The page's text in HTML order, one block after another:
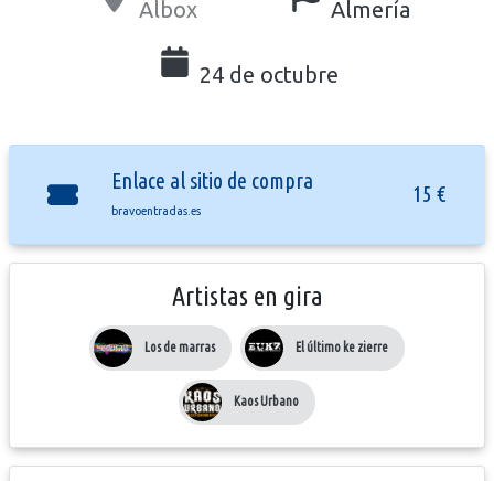
Albox Almería
24 de octubre
Enlace al sitio de compra
bravoentradas.es
15 €
Artistas en gira
Los de marras El último ke zierre
Kaos Urbano